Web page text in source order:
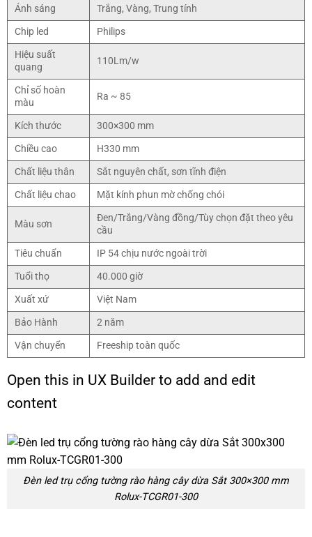
Ánh sáng
Trắng, Vàng, Trung tính
Chip led
Philips
Hiệu suất
quang
110Lm/w
Chỉ số hoàn
màu
Ra ~ 85
Kích thước
300×300 mm
Chiều cao
H330 mm
Chất liệu thân
Sắt nguyên chất, sơn tĩnh điện
Chất liệu chao
Mặt kính phun mờ chống chói
Màu sơn
Đen/Trắng/Vàng đồng/Tùy chọn đặt theo yêu
cầu
Tiêu chuẩn
IP 54 chịu nước ngoài trời
Tuổi thọ
40.000 giờ
Xuất xứ
Việt Nam
Bảo Hành
2 năm
Vận chuyển
Freeship toàn quốc
Open this in UX Builder to add and edit
content
Đèn led trụ cổng tường rào hàng cây dừa Sắt 300×300 mm
Rolux-TCGR01-300